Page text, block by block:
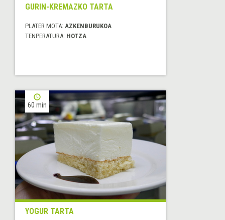
GURIN-KREMAZKO TARTA
PLATER MOTA: AZKENBURUKOA
TENPERATURA: HOTZA
60 min
YOGUR TARTA